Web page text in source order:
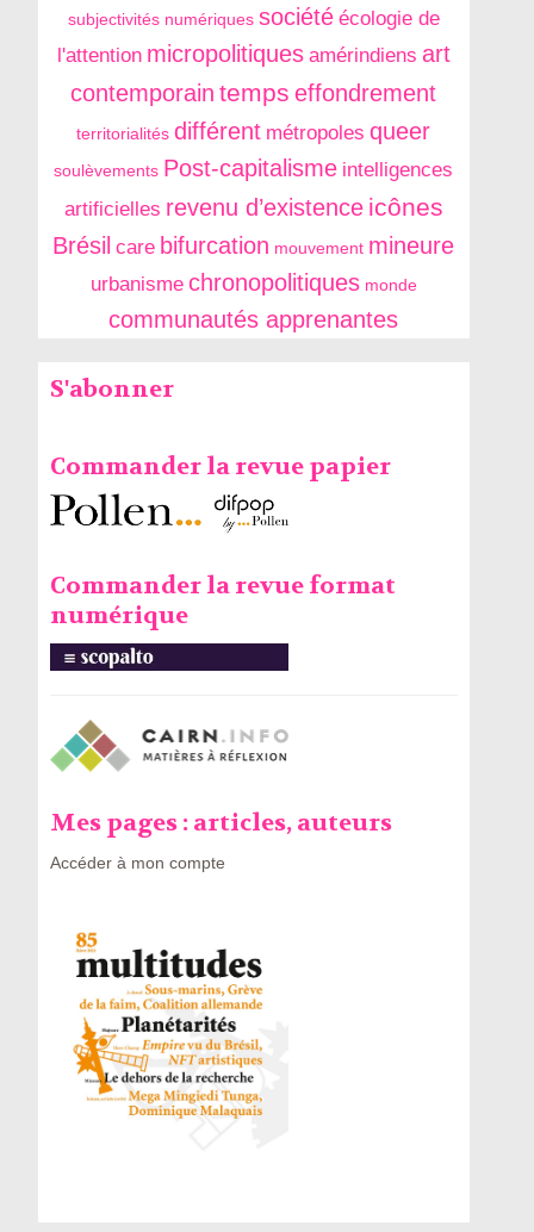
subjectivités numériques société écologie de
l'attention micropolitiques amérindiens art
contemporain temps effondrement
territorialités différent métropoles queer
soulèvements Post-capitalisme intelligences
artificielles revenu d’existence icônes
Brésil care bifurcation mouvement mineure
urbanisme chronopolitiques monde
communautés apprenantes
S'abonner
Commander la revue papier
Commander la revue format
numérique
Mes pages : articles, auteurs
Accéder à mon compte